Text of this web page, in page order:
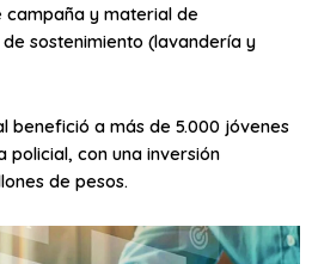
campaña y material de
sostenimiento (lavandería y
benefició a más de 5.000 jóvenes
con una inversión
de pesos.